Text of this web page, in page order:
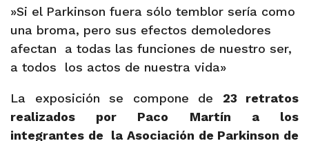
»Si el Parkinson fuera sólo temblor sería como
una broma, pero sus efectos demoledores
afectan
a todas las funciones de nuestro ser,
a todos
los actos de nuestra vida»
La exposición se compone de 23 retratos
realizados por Paco Martín a los
integrantes de
la Asociación de Parkinson de